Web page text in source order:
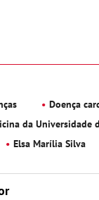
Doença
da Universidade
Elsa Marília Silva